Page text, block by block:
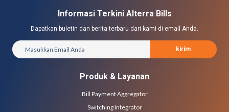
Informasi Terkini Alterra Bills
Dapatkan buletin dan berita terbaru dari kami di email Anda.
kirim
Produk & Layanan
Bill Payment Aggregator
Switching Integrator